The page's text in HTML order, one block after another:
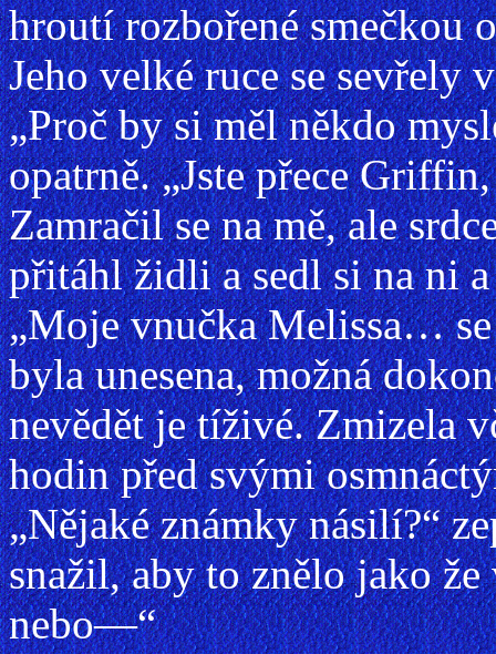
hroutí rozbořené smečkou
Jeho velké ruce se sevřely
„Proč by si měl někdo
opatrně. „Jste přece
Zamračil se na mě, ale
přitáhl židli a sedl si na ni
„Moje vnučka Melissa…
byla unesena, možná
nevědět je tíživé. Zmizela
hodin před svými
„Nějaké známky násilí?“
snažil, aby to znělo jako
nebo—“